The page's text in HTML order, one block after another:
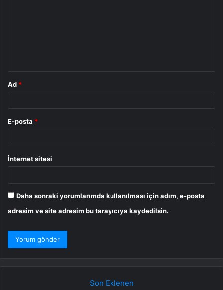
Ad *
E-posta *
İnternet sitesi
Daha sonraki yorumlarımda kullanılması için adım, e-posta
adresim ve site adresim bu tarayıcıya kaydedilsin.
Son Eklenen